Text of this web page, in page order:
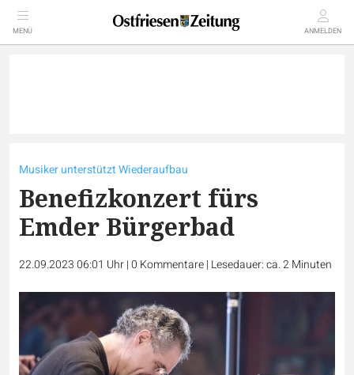
MENÜ ANMELDEN
Musiker unterstützt Wiederaufbau
Benefizkonzert fürs
Emder Bürgerbad
22.09.2023 06:01 Uhr|0 Kommentare| Lesedauer: ca. 2 Minuten